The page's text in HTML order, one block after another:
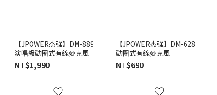
【JPOWER杰強】DM-889
演唱級動圈式有線麥克風
NT$1,990
【JPOWER杰強】DM-628
動圈式有線麥克風
NT$690